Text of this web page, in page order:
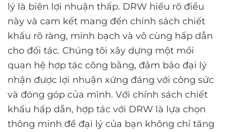
lý là biên lợi nhuận thấp. DRW hiểu rõ điều
này và cam kết mang đến chính sách chiết
khấu rõ ràng, minh bạch và vô cùng hấp dẫn
cho đối tác. Chúng tôi xây dựng một mối
quan hệ hợp tác công bằng, đảm bảo đại lý
nhận được lợi nhuận xứng đáng với công sức
và đóng góp của mình. Với chính sách chiết
khấu hấp dẫn, hợp tác với DRW là lựa chọn
thông minh để đại lý của bạn không chỉ tăng